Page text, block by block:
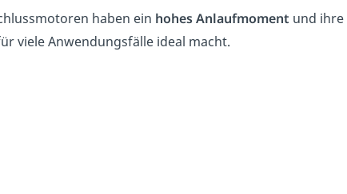
haben ein hohes Anlaufmoment und ihre
viele Anwendungsfälle ideal macht.